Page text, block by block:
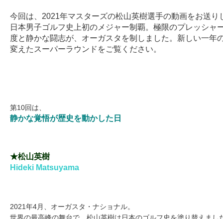
今回は、2021年マスターズの松山英樹選手の動画をお送り
日本男子ゴルフ史上初のメジャー制覇。極限のプレッシャ
度と静かな闘志が、オーガスタを制しました。新しい一年
変えたスーパーラウンドをご覧ください。
第10回は、
静かな覚悟が歴史を動かした日
★松山英樹
Hideki Matsuyama
2021年4月、オーガスタ・ナショナル。